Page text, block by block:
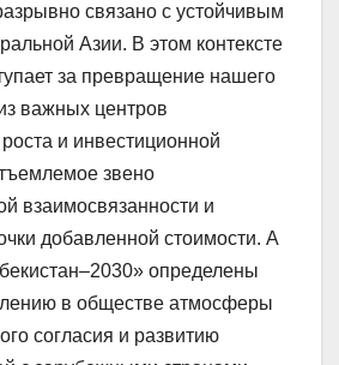
связано с устойчивым
Азии. В этом контексте
за превращение нашего
важных центров
и инвестиционной
звено
взаимосвязанности и
добавленной стоимости. А
определены
в обществе атмосферы
согласия и развитию